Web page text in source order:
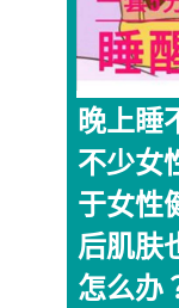
晚上睡
不少女
于女性
后肌肤
怎么办